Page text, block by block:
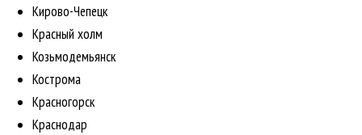
Кирово-Чепецк
Красный холм
Козьмодемьянск
Кострома
Красногорск
Краснодар